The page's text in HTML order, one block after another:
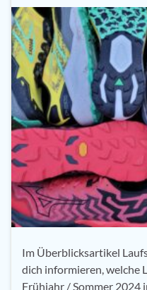
Im Überblicksartikel
dich informieren, welche
Frühjahr / Sommer 2024